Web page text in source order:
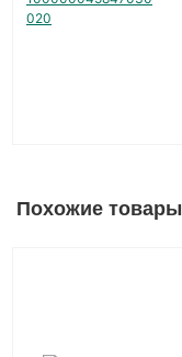
Похожие товары